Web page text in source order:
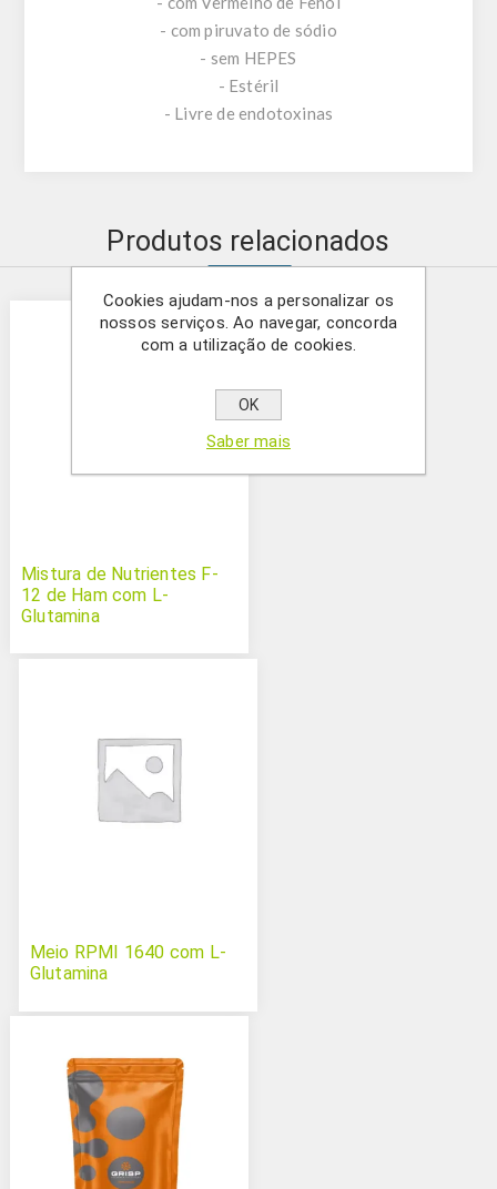
- com piruvato de sódio
- sem HEPES
- Estéril
- Livre de endotoxinas
Produtos relacionados
Mistura de Nutrientes F-
12 de Ham com L-
Glutamina
Meio RPMI 1640 com L-
Glutamina
Cookies ajudam-nos a personalizar os
nossos serviços. Ao navegar, concorda
com a utilização de cookies.
OK
Saber mais